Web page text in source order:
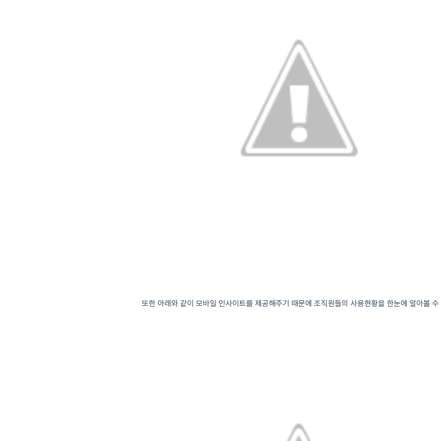
또한 아래와 같이 모바일 인사이트를 제공해주기 때문에 조직원들의 사용현황을 한눈에 알아볼 수